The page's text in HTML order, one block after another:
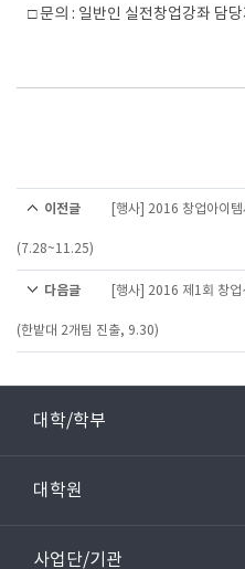
□ 문의 : 일반인 실전창업강좌
이전글 [행사] 2016 창업아이
(7.28~11.25)
다음글 [행사] 2016 제1회 창
(한밭대 2개팀 진출, 9.30)
대학/학부
대학원
사업단/기관